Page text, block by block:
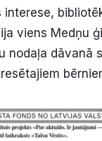
viens Medņu
nodaļa dāvanā